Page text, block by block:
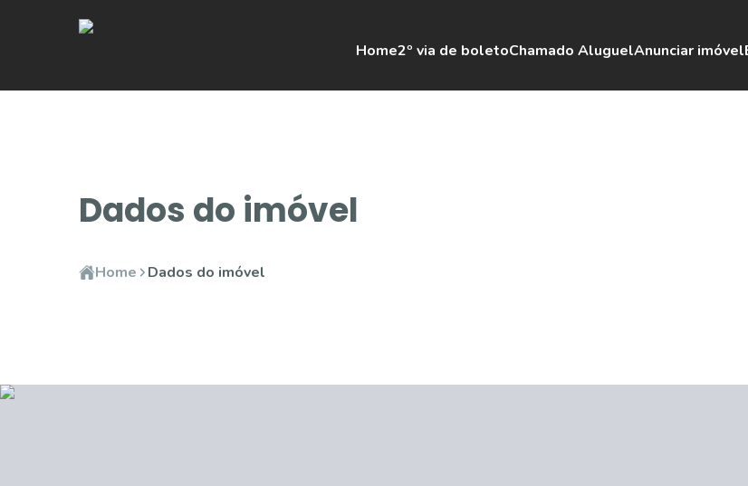
Home2º via de boletoChamado AluguelAnunciar imóvel
Dados do imóvel
Home Dados do imóvel